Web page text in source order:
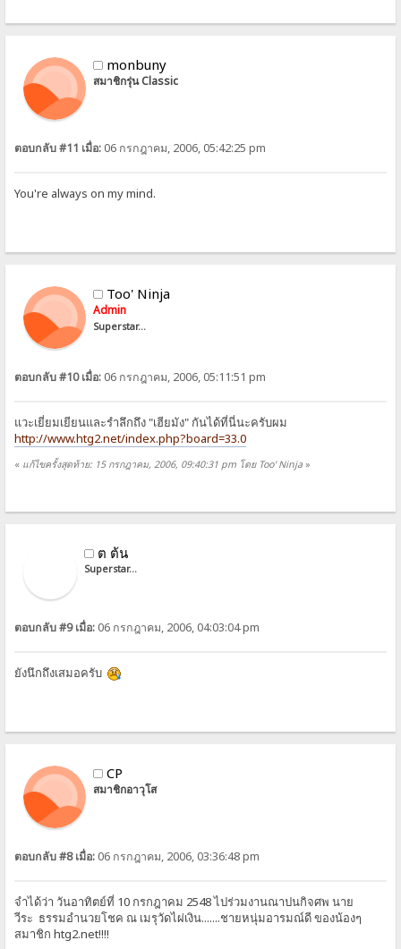
monbuny
สมาชิกรุ่น Classic
ตอบกลับ #11 เมื่อ: 06 กรกฎาคม, 2006, 05:42:25 pm
You're always on my mind.
Too' Ninja
Admin
Superstar...
ตอบกลับ #10 เมื่อ: 06 กรกฎาคม, 2006, 05:11:51 pm
แวะเยี่ยมเยียนและรำลึกถึง "เฮียมัง" กันได้ที่นี่นะครับผม
http://www.htg2.net/index.php?board=33.0
« แก้ไขครั้งสุดท้าย: 15 กรกฎาคม, 2006, 09:40:31 pm โดย Too' Ninja »
ต ต้น
Superstar...
ตอบกลับ #9 เมื่อ: 06 กรกฎาคม, 2006, 04:03:04 pm
ยังนึกถึงเสมอครับ
CP
สมาชิกอาวุโส
ตอบกลับ #8 เมื่อ: 06 กรกฎาคม, 2006, 03:36:48 pm
จำได้ว่า วันอาทิตย์ที่ 10 กรกฎาคม 2548 ไปร่วมงานณาปนกิจศพ นาย
วีระ ธรรมอำนวยโชค ณ เมรุวัดไผ่เงิน.......ชายหนุ่มอารมณ์ดี ของน้องๆ
สมาชิก htg2.net!!!!